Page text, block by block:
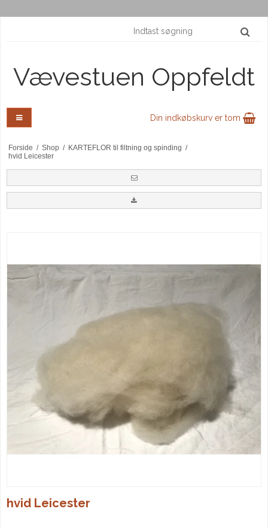
Vævestuen Oppfeldt
Din indkøbskurv er tom
Forside / Shop / KARTEFLOR til filtning og spinding /
hvid Leicester
hvid Leicester